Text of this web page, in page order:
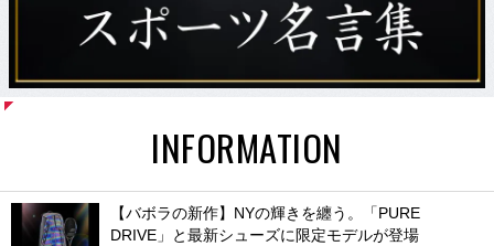
INFORMATION
【バボラの新作】NYの輝きを纏う。「PURE
DRIVE」と最新シューズに限定モデルが登場